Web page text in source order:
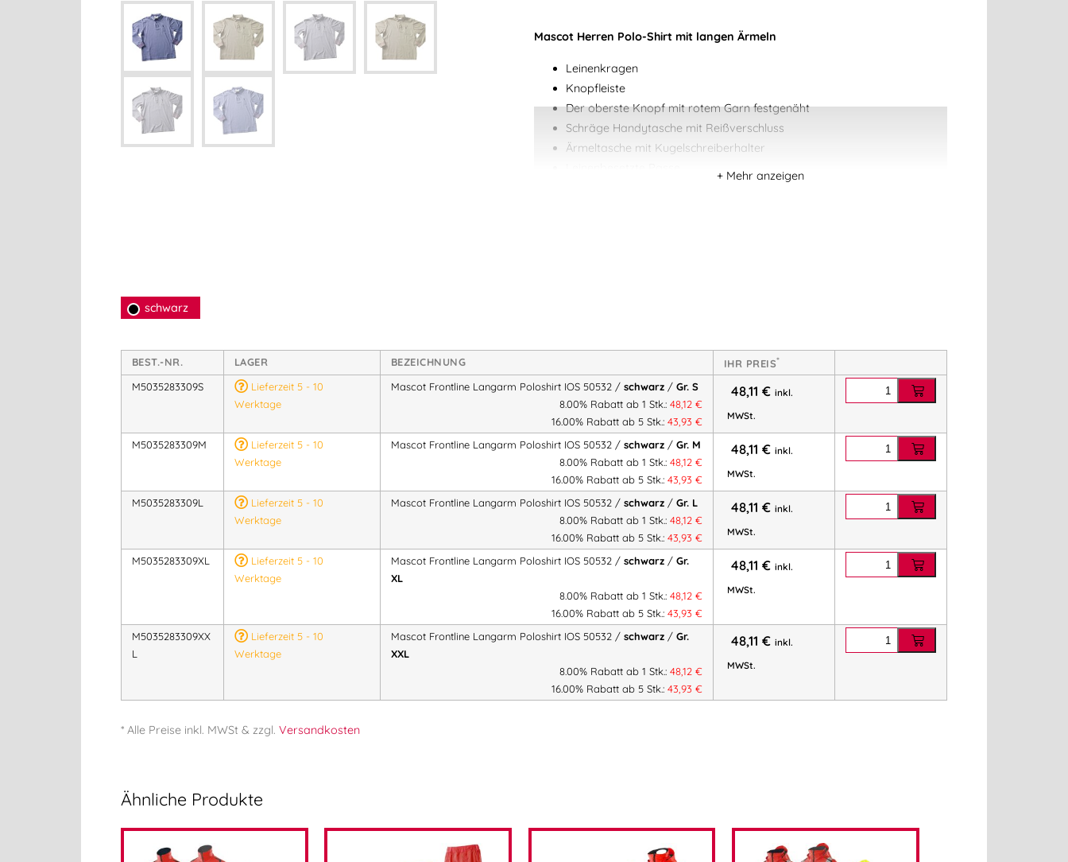
Mascot Herren Polo-Shirt mit langen Ärmeln
Leinenkragen
Knopfleiste
Der oberste Knopf mit rotem Garn festgenäht
Schräge Handytasche mit Reißverschluss
Ärmeltasche mit Kugelschreiberhalter
Herstelleranschrift:
Adresse:
Silkeborgvej 14
DK-7442 Engesvang
Mehr Information E-Mail: info@bannenberg.at
BEST.-NR. LAGER BEZEICHNUNG IHR PREIS*
M5035283309S
Lieferzeit 5 - 10
Werktage
Mascot Frontline Langarm Poloshirt IOS 50532 / schwarz/ Gr. S
8.00% Rabatt ab 1 Stk.:48,12€
16.00% Rabatt ab 5 Stk.:43,93€
48,11 € inkl.
MWSt.
M5035283309M
Lieferzeit 5 - 10
Werktage
Mascot Frontline Langarm Poloshirt IOS 50532 / schwarz/ Gr. M
8.00% Rabatt ab 1 Stk.:48,12€
16.00% Rabatt ab 5 Stk.:43,93€
48,11 € inkl.
MWSt.
M5035283309L
Lieferzeit 5 - 10
Werktage
Mascot Frontline Langarm Poloshirt IOS 50532 / schwarz/ Gr. L
8.00% Rabatt ab 1 Stk.:48,12€
16.00% Rabatt ab 5 Stk.:43,93€
48,11 € inkl.
MWSt.
M5035283309XL
Lieferzeit 5 - 10
Werktage
Mascot Frontline Langarm Poloshirt IOS 50532 / schwarz/ Gr.
XL
8.00% Rabatt ab 1 Stk.:48,12€
16.00% Rabatt ab 5 Stk.:43,93€
48,11 € inkl.
MWSt.
M5035283309XX
L
Lieferzeit 5 - 10
Werktage
Mascot Frontline Langarm Poloshirt IOS 50532 / schwarz/ Gr.
XXL
8.00% Rabatt ab 1 Stk.:48,12€
16.00% Rabatt ab 5 Stk.:43,93€
48,11 € inkl.
MWSt.
schwarz
* Alle Preise inkl. MWSt & zzgl. Versandkosten
Ähnliche Produkte